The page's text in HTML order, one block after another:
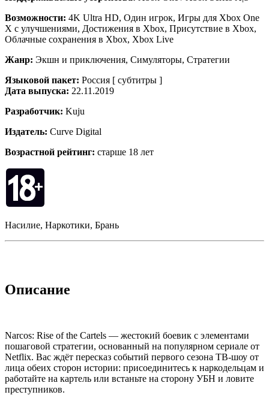
Возможности: 4K Ultra HD, Один игрок, Игры для Xbox One
X с улучшениями, Достижения в Xbox, Присутствие в Xbox,
Облачные сохранения в Xbox, Xbox Live
Жанр: Экшн и приключения, Симуляторы, Стратегии
Языковой пакет: Россия [ субтитры ]
Дата выпуска: 22.11.2019
Разработчик: Kuju
Издатель: Curve Digital
Возрастной рейтинг: старше 18 лет
Насилие, Наркотики, Брань
Описание
Narcos: Rise of the Cartels — жестокий боевик с элементами
пошаговой стратегии, основанный на популярном сериале от
Netflix. Вас ждёт пересказ событий первого сезона ТВ-шоу от
лица обеих сторон истории: присоединитесь к наркодельцам и
работайте на картель или встаньте на сторону УБН и ловите
преступников.